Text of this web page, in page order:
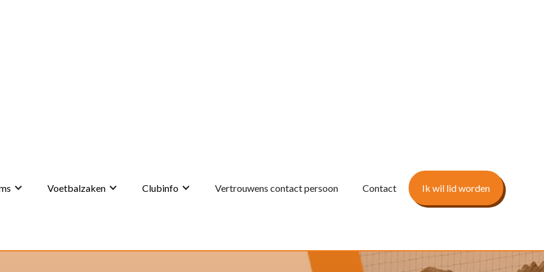
Voetbalzaken Clubinfo Vertrouwens contact persoon Contact Ik wil lid worden